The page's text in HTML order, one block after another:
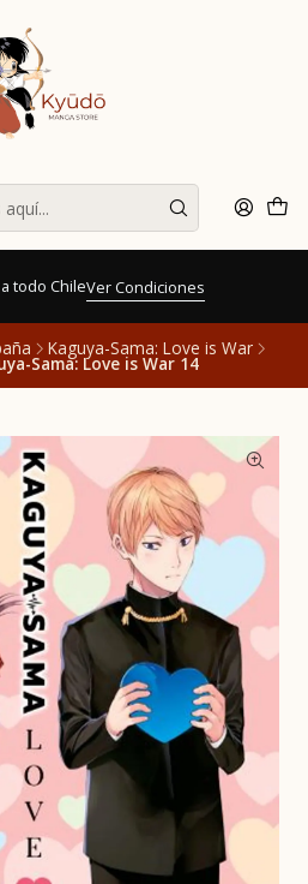
todo ChileVer Condiciones
Kaguya-Sama: Love is War
Sama: Love is War 14